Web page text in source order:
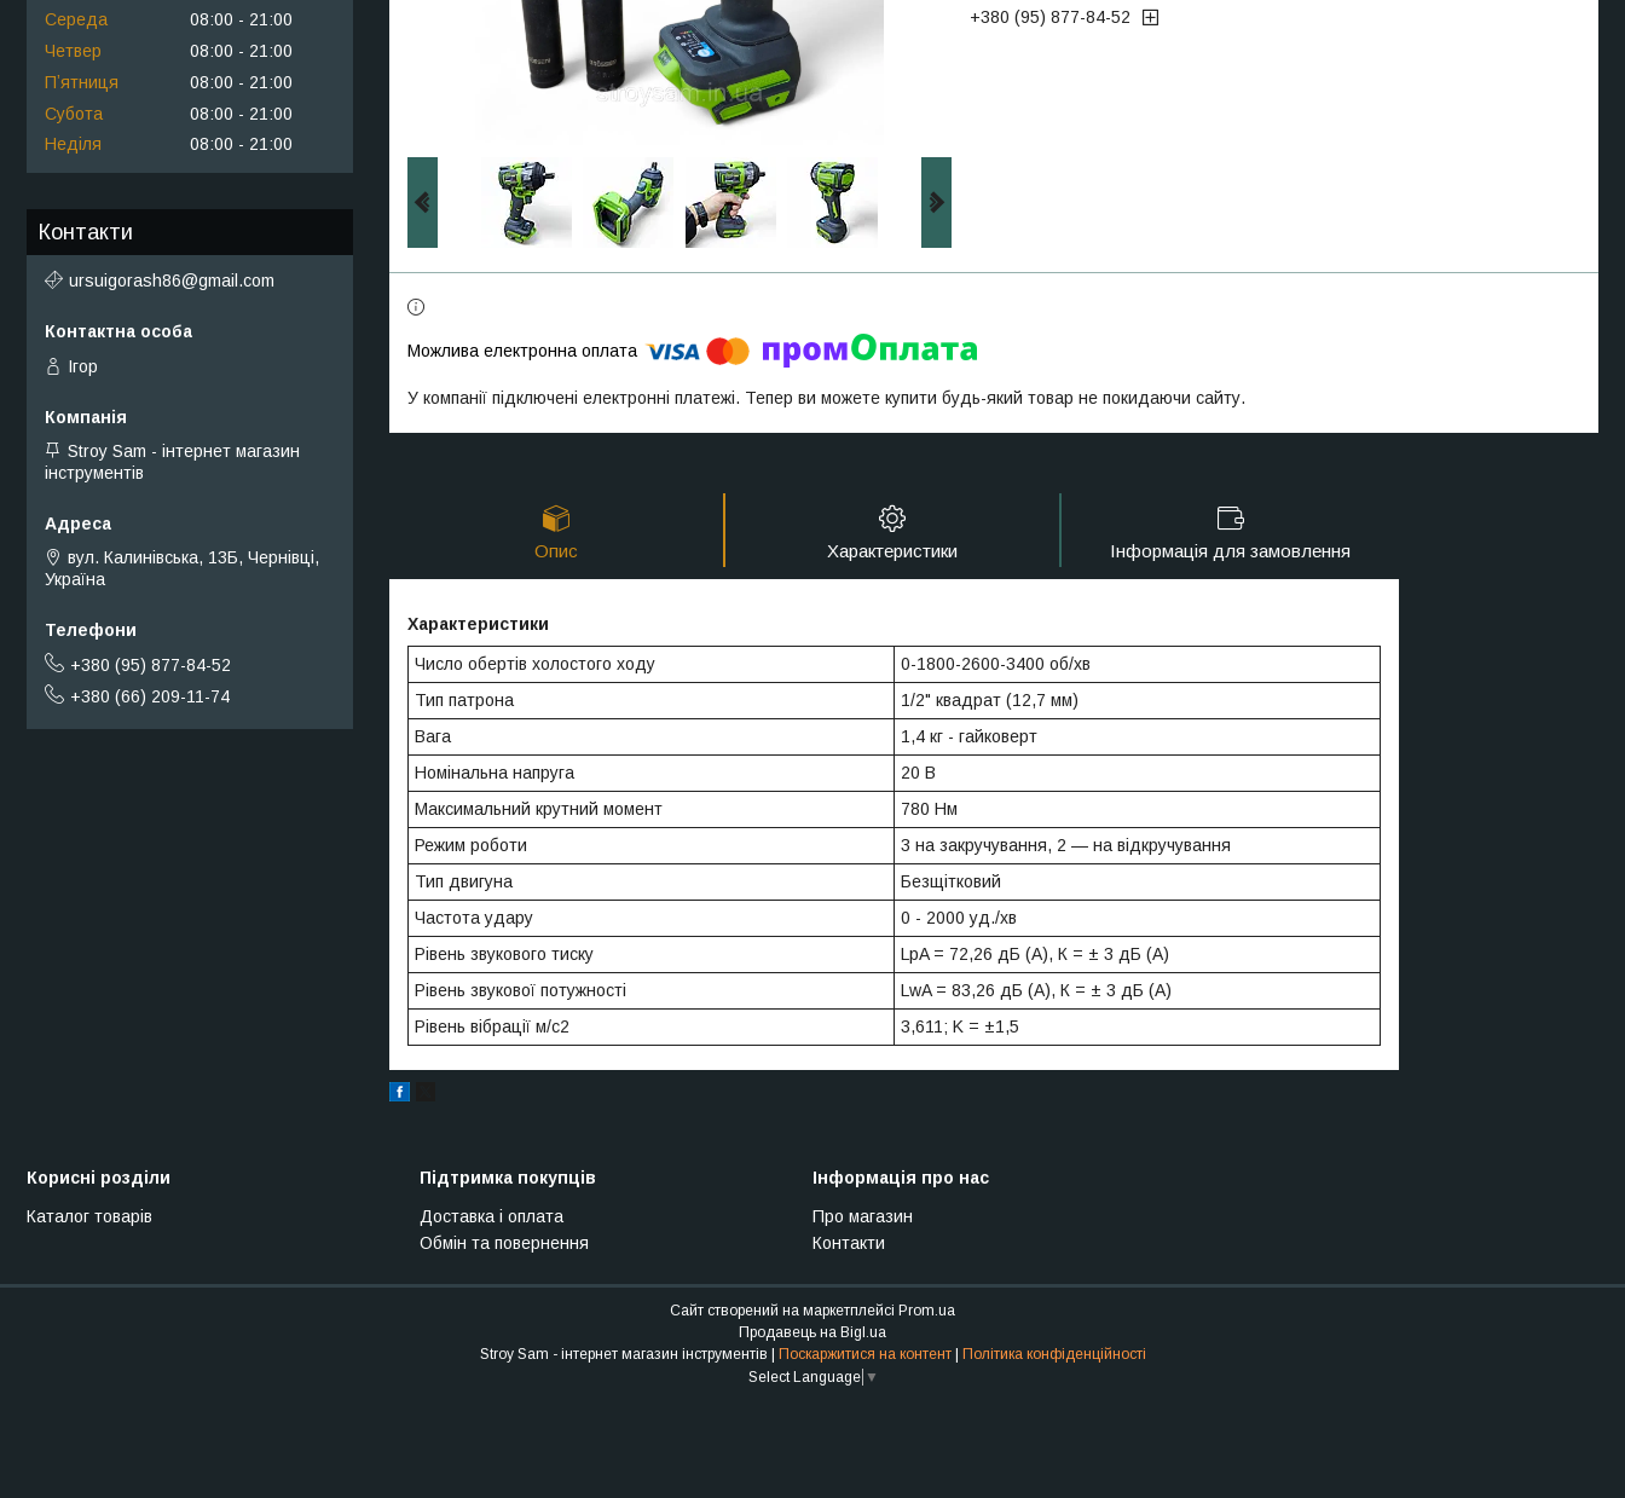
+380 (95) 877-84-52
У компанії підключені електронні платежі. Тепер ви можете купити будь-який товар не покидаючи сайту.
Опис Характеристики Інформація для замовлення
Характеристики
Число обертів холостого ходу
0-1800-2600-3400 об/хв
Тип патрона
1/2" квадрат (12,7 мм)
Вага
1,4 кг - гайковерт
Номінальна напруга
20 В
Максимальний крутний момент
780 Нм
Режим роботи
3 на закручування, 2 — на відкручування
Тип двигуна
Безщітковий
Частота удару
0 - 2000 уд./хв
Рівень звукового тиску
LpA = 72,26 дБ (А), К = ± 3 дБ (А)
Рівень звукової потужності
LwA = 83,26 дБ (А), К = ± 3 дБ (А)
Рівень вібрації м/с2
3,611; K = ±1,5
Середа
08:00
21:00
Четвер
08:00
21:00
Пʼятниця
08:00
21:00
Субота
08:00
21:00
Неділя
08:00 21:00
Контакти
ursuigorash86@gmail.com
Ігор
Stroy Sam - інтернет магазин
інструментів
вул. Калинівська, 13Б, Чернівці,
Україна
+380 (95) 877-84-52
+380 (66) 209-11-74
Корисні розділи
Каталог товарів
Підтримка покупців
Доставка і оплата
Обмін та повернення
Інформація про нас
Про магазин
Контакти
Сайт створений на маркетплейсі Prom.ua
Продавець на Bigl.ua
Stroy Sam - інтернет магазин інструментів | Поскаржитися на контент | Політика конфіденційності
Select Language ▼